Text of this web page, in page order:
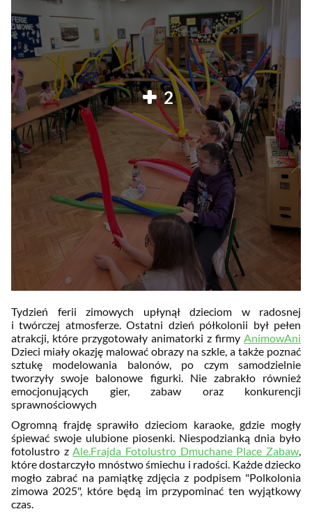
2
Tydzień ferii zimowych upłynął dzieciom w radosnej
i twórczej atmosferze. Ostatni dzień półkolonii był pełen
atrakcji, które przygotowały animatorki z firmy AnimowAni
Dzieci miały okazję malować obrazy na szkle, a także poznać
sztukę modelowania balonów, po czym samodzielnie
tworzyły swoje balonowe figurki. Nie zabrakło również
emocjonujących gier, zabaw oraz konkurencji
sprawnościowych
Ogromną frajdę sprawiło dzieciom karaoke, gdzie mogły
śpiewać swoje ulubione piosenki. Niespodzianką dnia było
fotolustro z Ale.Frajda Fotolustro Dmuchane Place Zabaw
które dostarczyło mnóstwo śmiechu i radości. Każde dziecko
mogło zabrać na pamiątkę zdjęcia z podpisem "Polkolonia
zimowa 2025", które będą im przypominać ten wyjątkowy
czas.